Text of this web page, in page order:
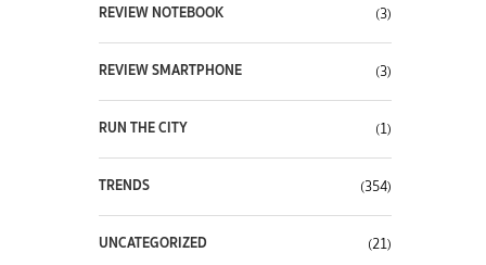
REVIEW NOTEBOOK (3)
REVIEW SMARTPHONE (3)
RUN THE CITY (1)
TRENDS (354)
UNCATEGORIZED (21)